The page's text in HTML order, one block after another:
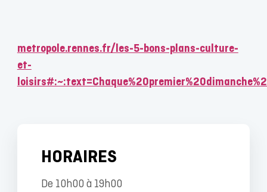
metropole.rennes.fr/les-5-bons-plans-culture-
et-
HORAIRES
De 10h00 à 19h00